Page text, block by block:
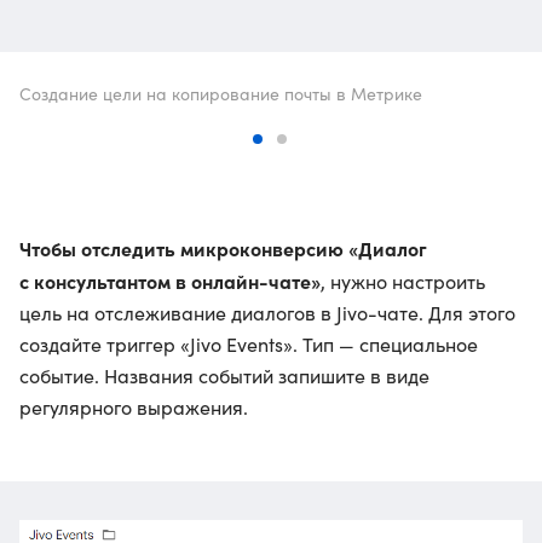
Создание цели на копирование почты в Метрике
Чтобы отследить микроконверсию «Диалог
с консультантом в онлайн-чате», нужно настроить
цель на отслеживание диалогов в Jivo-чате. Для этого
создайте триггер «Jivo Events». Тип — специальное
событие. Названия событий запишите в виде
регулярного выражения.